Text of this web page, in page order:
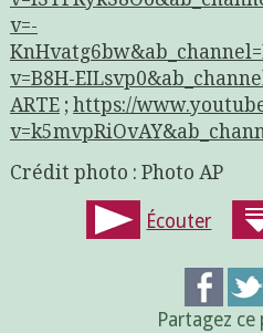
v=-
v=B8H-
ARTE; https://
Crédit photo : Photo AP
Écouter
Partagez ce